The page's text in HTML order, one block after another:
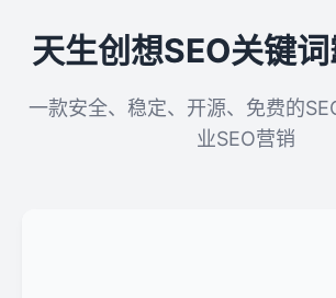
天生创想SEO关键
一款安全、稳定、开源、免费的
业SEO营销